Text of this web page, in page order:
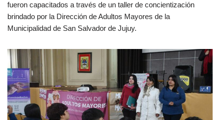
fueron capacitados a través de un taller de concientización
brindado por la Dirección de Adultos Mayores de la
Municipalidad de San Salvador de Jujuy.